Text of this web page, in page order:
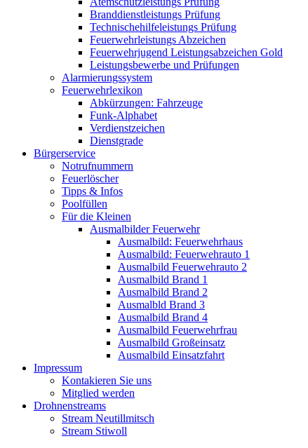
Branddienstleistungs Prüfung
Technischehilfeleistungs Prüfung
Feuerwehrleistungs Abzeichen
Feuerwehrjugend Leistungsabzeichen Gold
Leistungsbewerbe und Prüfungen
Alarmierungssystem
Feuerwehrlexikon
Abkürzungen: Fahrzeuge
Funk-Alphabet
Verdienstzeichen
Dienstgrade
Bürgerservice
Notrufnummern
Feuerlöscher
Tipps & Infos
Poolfüllen
Für die Kleinen
Ausmalbilder Feuerwehr
Ausmalbild: Feuerwehrhaus
Ausmalbild: Feuerwehrauto 1
Ausmalbild Feuerwehrauto 2
Ausmalbild Brand 1
Ausmalbild Brand 2
Ausmalbld Brand 3
Ausmalbild Brand 4
Ausmalbild Feuerwehrfrau
Ausmalbild Großeinsatz
Ausmalbild Einsatzfahrt
Impressum
Kontakieren Sie uns
Mitglied werden
Drohnenstreams
Stream Neutillmitsch
Stream Stiwoll